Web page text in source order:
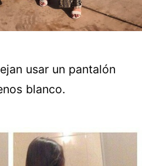
usar un pantalón
blanco.